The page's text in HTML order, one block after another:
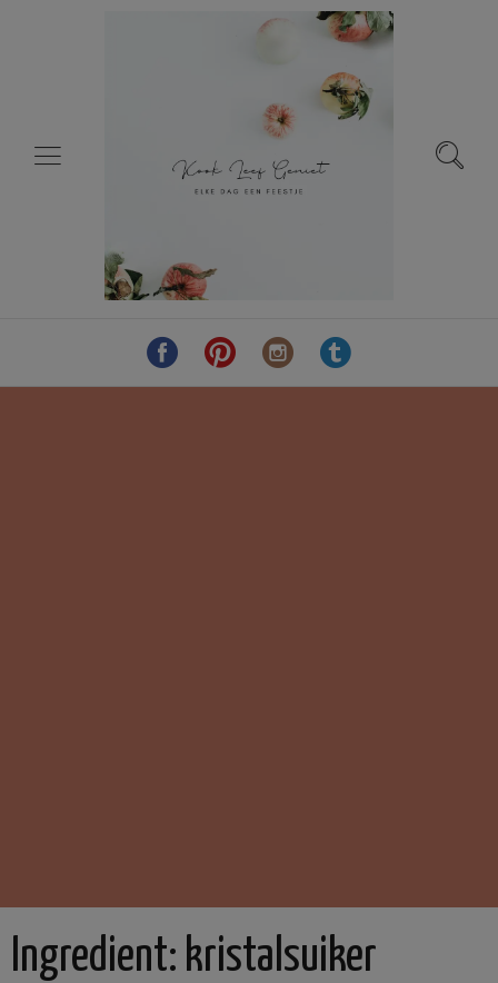
Ingredient: kristalsuiker